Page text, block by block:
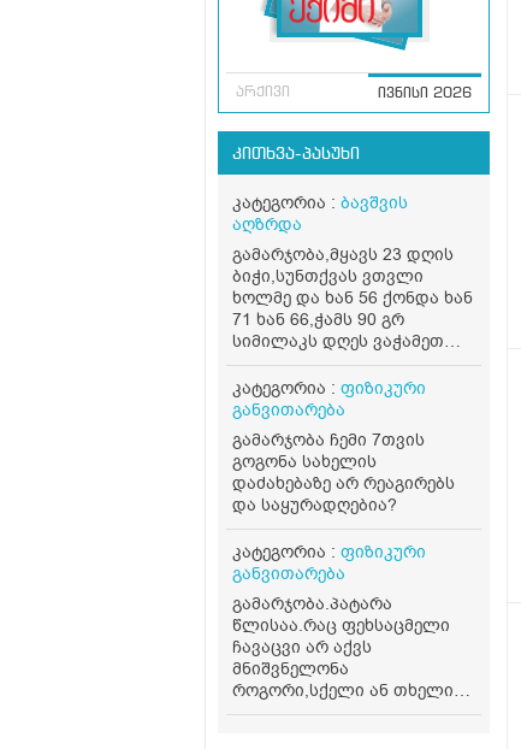
არქივი ივნისი 2026
კითხვა-პასუხი
კატეგორია : ბავშვის
აღზრდა
გამარჯობა,მყავს 23 დღის
ბიჭი,სუნთქვას ვთვლი
ხოლმე და ხან 56 ქონდა ხან
71 ხან 66,ჭამს 90 გრ
სიმილაკს დღეს ვაჭამეთ
120 გრ და თითქოს.ვერ
ისვენებდა,დავთვალე და 75
ქონდა,როგორ მოვიქცეთ?
საათში ერთხელ გადის
თითქმის,მივიღებ ზოგად
რჩევებსაც ბავშვის
აღზრდის მხრივ.მადლობა.
კატეგორია : ფიზიკური
განვითარება
გამარჯობა ჩემი 7თვის
გოგონა სახელის
დაძახებაზე არ რეაგირებს
და საყურადღებია?
კატეგორია : ფიზიკური
განვითარება
გამარჯობა.პატარა
წლისაა.რაც ფეხსაცმელი
ჩავაცვი არ აქვს
მნიშვნელონა
როგორი,სქელი ან თხელი
წინდა,რეიტუზი,სულ